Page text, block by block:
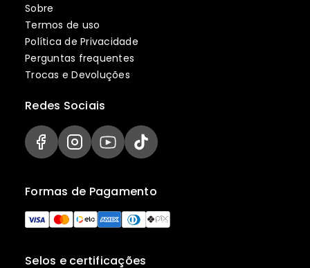
Sobre
Termos de uso
Política de Privacidade
Perguntas frequentes
Trocas e Devoluções
Selos e certificações
Formas de Pagamento
Redes Sociais